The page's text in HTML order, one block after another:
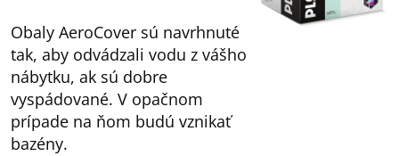
Obaly AeroCover sú navrhnuté
tak, aby odvádzali vodu z vášho
nábytku, ak sú dobre
vyspádované. V opačnom
prípade na ňom budú vznikať
bazény.